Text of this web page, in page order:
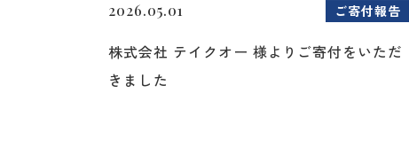
2026.05.01 ご寄付報告
株式会社 テイクオー 様よりご寄付をいただ
きました